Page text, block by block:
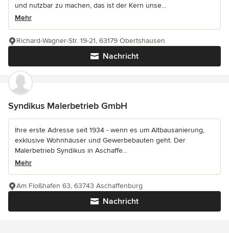
und nutzbar zu machen, das ist der Kern unse...
Mehr
Nachricht
Richard-Wagner-Str. 19-21, 63179 Obertshausen
Syndikus Malerbetrieb GmbH
Ihre erste Adresse seit 1934 - wenn es um Altbausanierung,
exklusive Wohnhäuser und Gewerbebauten geht. Der
Malerbetrieb Syndikus in Aschaffe...
Mehr
Nachricht
Am Floßhafen 63, 63743 Aschaffenburg